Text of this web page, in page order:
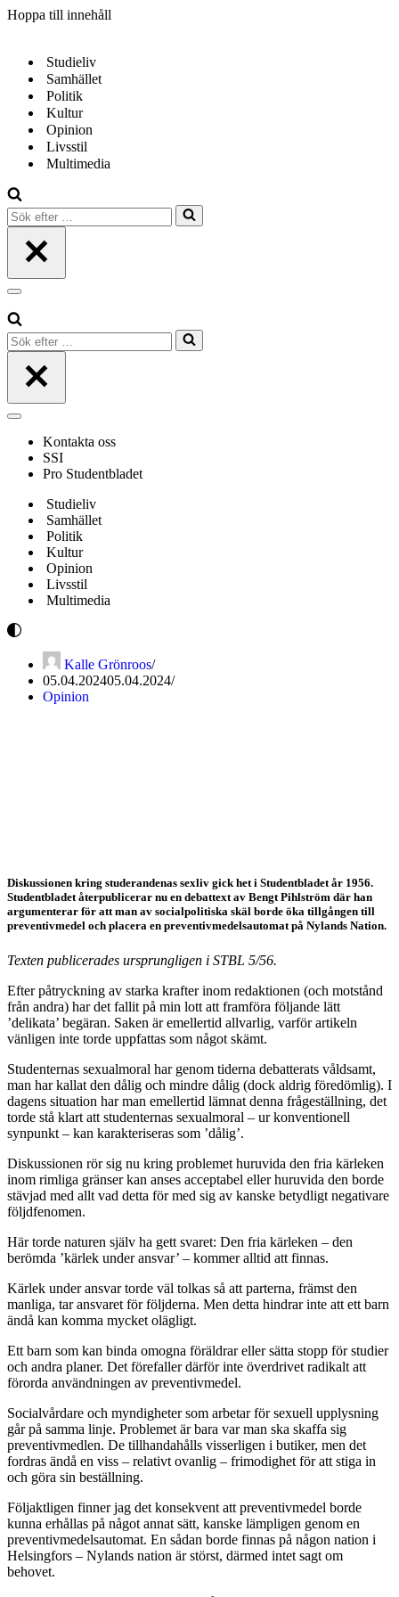
Hoppa till innehåll
Studieliv
Samhället
Politik
Kultur
Opinion
Livsstil
Multimedia
Sök
efter
Navigeringsmeny
Sök
efter
Navigeringsmeny
Kontakta oss
SSI
Pro Studentbladet
Studieliv
Samhället
Politik
Kultur
Opinion
Livsstil
Multimedia
Kalle Grönroos
05.04.202405.04.2024
Opinion
Diskussionen kring studerandenas sexliv gick het i Studentbladet år 1956.
Studentbladet återpublicerar nu en debattext av Bengt Pihlström där han
argumenterar för att man av socialpolitiska skäl borde öka tillgången till
preventivmedel och placera en preventivmedelsautomat på Nylands Nation.
Texten publicerades ursprungligen i STBL 5/56.
Efter påtryckning av starka krafter inom redaktionen (och motstånd
från andra) har det fallit på min lott att framföra följande lätt
’delikata’ begäran. Saken är emellertid allvarlig, varför artikeln
vänligen inte torde uppfattas som något skämt.
Studenternas sexualmoral har genom tiderna debatterats våldsamt,
man har kallat den dålig och mindre dålig (dock aldrig föredömlig). I
dagens situation har man emellertid lämnat denna frågeställning, det
torde stå klart att studenternas sexualmoral – ur konventionell
synpunkt – kan karakteriseras som ’dålig’.
Diskussionen rör sig nu kring problemet huruvida den fria kärleken
inom rimliga gränser kan anses acceptabel eller huruvida den borde
stävjad med allt vad detta för med sig av kanske betydligt negativare
följdfenomen.
Här torde naturen själv ha gett svaret: Den fria kärleken – den
berömda ’kärlek under ansvar’ – kommer alltid att finnas.
Kärlek under ansvar torde väl tolkas så att parterna, främst den
manliga, tar ansvaret för följderna. Men detta hindrar inte att ett barn
ändå kan komma mycket olägligt.
Ett barn som kan binda omogna föräldrar eller sätta stopp för studier
och andra planer. Det förefaller därför inte överdrivet radikalt att
förorda användningen av preventivmedel.
Socialvårdare och myndigheter som arbetar för sexuell upplysning
går på samma linje. Problemet är bara var man ska skaffa sig
preventivmedlen. De tillhandahålls visserligen i butiker, men det
fordras ändå en viss – relativt ovanlig – frimodighet för att stiga in
och göra sin beställning.
Följaktligen finner jag det konsekvent att preventivmedel borde
kunna erhållas på något annat sätt, kanske lämpligen genom en
preventivmedelsautomat. En sådan borde finnas på någon nation i
Helsingfors – Nylands nation är störst, därmed intet sagt om
behovet.